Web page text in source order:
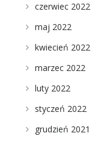
czerwiec 2022
maj 2022
kwiecień 2022
marzec 2022
luty 2022
styczeń 2022
grudzień 2021